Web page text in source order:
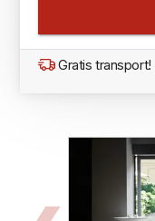
Gratis transport!